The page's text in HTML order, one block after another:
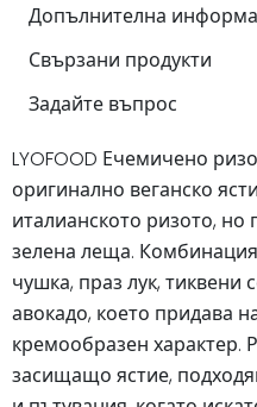
Допълнителна
Свързани продукти
Задайте въпрос
LYOFOOD Ечемичено
оригинално веганско
италианското ризото, но
зелена леща.
чушка, праз лук, тиквени
авокадо, което придава
кремообразен характер.
засищащо ястие,